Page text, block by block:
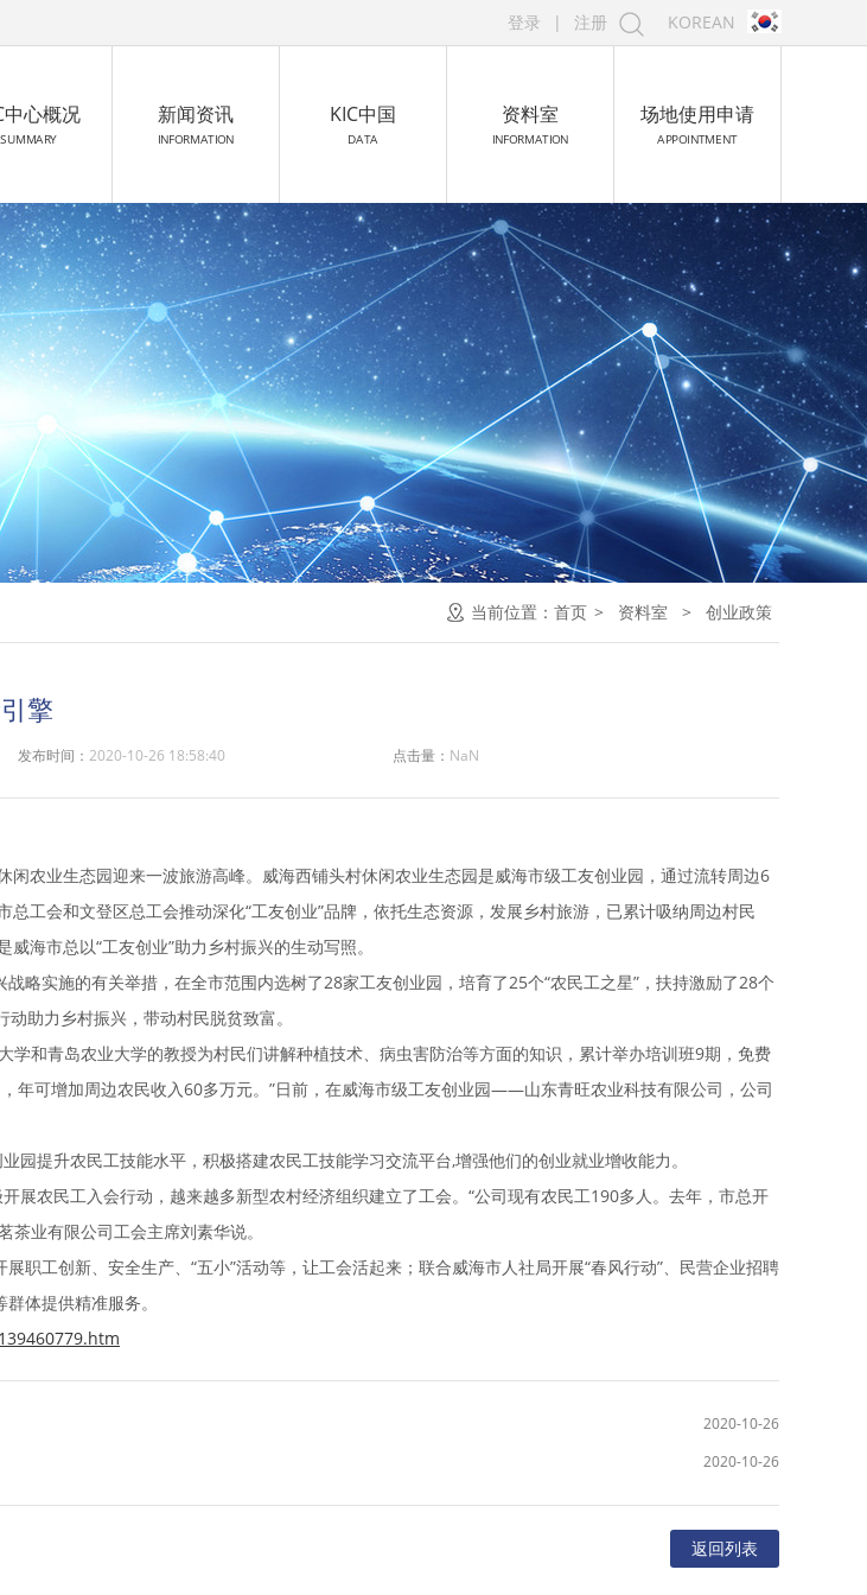
登录 | 注册 KOREAN
中心概况
SUMMARY
新闻资讯
INFORMATION
KIC中国
DATA
资料室
INFORMATION
场地使用申请
APPOINTMENT
当前位置： 首页 > 资料室 > 创业政策
擎
发布时间： 2020-10-26 18:58:40 点击量： NaN
闲农业生态园迎来一波旅游高峰。威海西铺头村休闲农业生态园是威海市级工友创业园，通过流转周边6
工会和文登区总工会推动深化“工友创业”品牌，依托生态资源，发展乡村旅游，已累计吸纳周边村民
海市总以“工友创业”助力乡村振兴的生动写照。
实施的有关举措，在全市范围内选树了28家工友创业园，培育了25个“农民工之星”，扶持激励了28个
助力乡村振兴，带动村民脱贫致富。
和青岛农业大学的教授为村民们讲解种植技术、病虫害防治等方面的知识，累计举办培训班9期，免费
年可增加周边农民收入60多万元。”日前，在威海市级工友创业园——山东青旺农业科技有限公司，公司
提升农民工技能水平，积极搭建农民工技能学习交流平台,增强他们的创业就业增收能力。
农民工入会行动，越来越多新型农村经济组织建立了工会。“公司现有农民工190多人。去年，市总开
茶业有限公司工会主席刘素华说。
工创新、安全生产、“五小”活动等，让工会活起来；联合威海市人社局开展“春风行动”、民营企业招聘
体提供精准服务。
2020-10-26
2020-10-26
返回列表